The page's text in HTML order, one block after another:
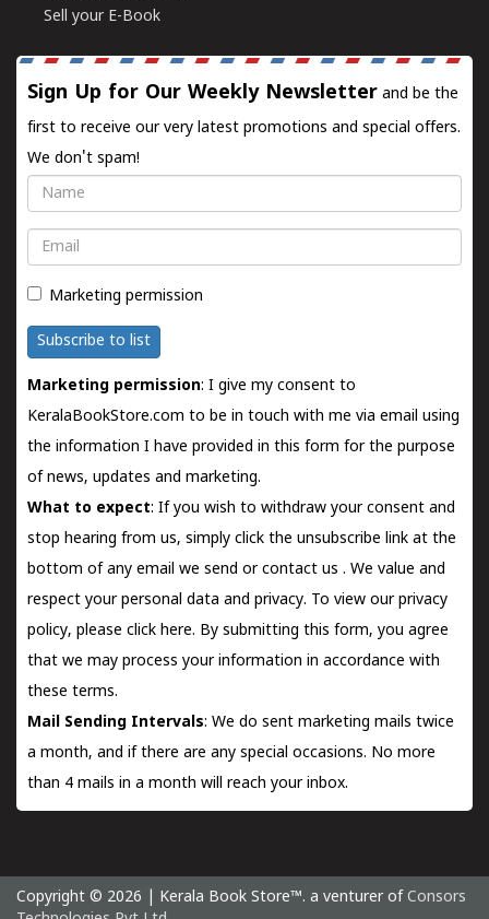
Sell your E-Book
Sign Up for Our Weekly Newsletter and be the
first to receive our very latest promotions and special offers.
We don't spam!
Name
Email
Marketing permission
Subscribe to list
Marketing permission: I give my consent to
KeralaBookStore.com to be in touch with me via email using
the information I have provided in this form for the purpose
of news, updates and marketing.
What to expect: If you wish to withdraw your consent and
stop hearing from us, simply click the unsubscribe link at the
bottom of any email we send orcontact us . We value and
respect your personal data and privacy. To view our privacy
policy, please click here. By submitting this form, you agree
that we may process your information in accordance with
these terms.
Mail Sending Intervals: We do sent marketing mails twice
a month, and if there are any special occasions. No more
than 4 mails in a month will reach your inbox.
Copyright © 2026 | Kerala Book Store™. a venturer of Consors